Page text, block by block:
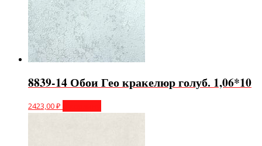
8839-14 Обои Гео кракелюр голуб. 1,06*10
2423,00₽